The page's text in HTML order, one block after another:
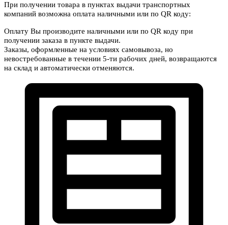
При получении товара в пунктах выдачи транспортных
компаний возможна оплата наличными или по QR коду:
Оплату Вы производите наличными или по QR коду при
получении заказа в пункте выдачи.
Заказы, оформленные на условиях самовывоза, но
невостребованные в течении 5-ти рабочих дней, возвращаются
на склад и автоматически отменяются.